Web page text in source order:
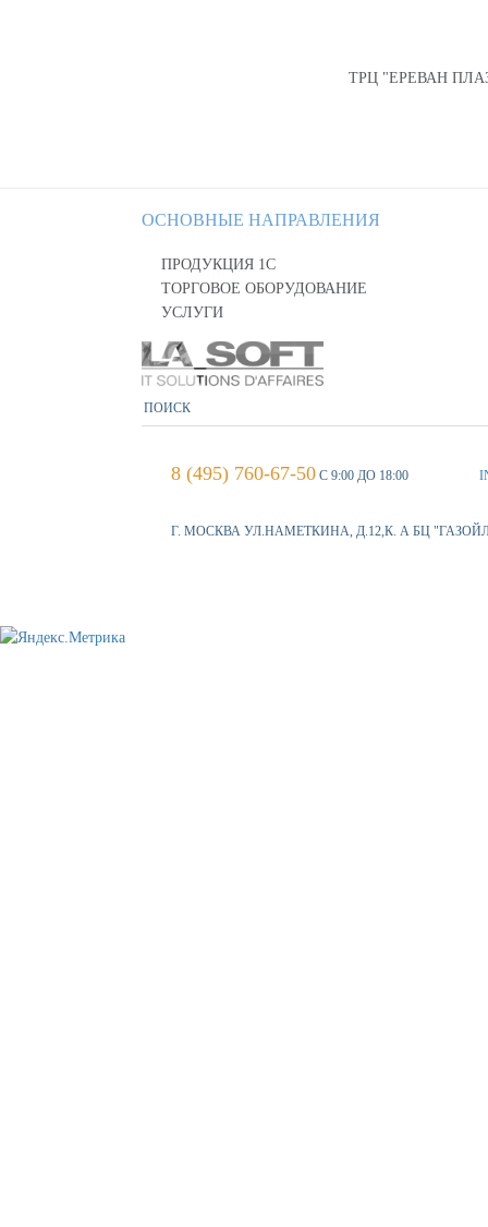
ТРЦ "ЕРЕВАН
ОСНОВНЫЕ НАПРАВЛЕНИЯ
ПРОДУКЦИЯ 1С
ТОРГОВОЕ ОБОРУДОВАНИЕ
УСЛУГИ
8 (495) 760-67-50 С 9:00 ДО 18:00
Г. МОСКВА УЛ.НАМЕТКИНА, Д.12,К. А БЦ